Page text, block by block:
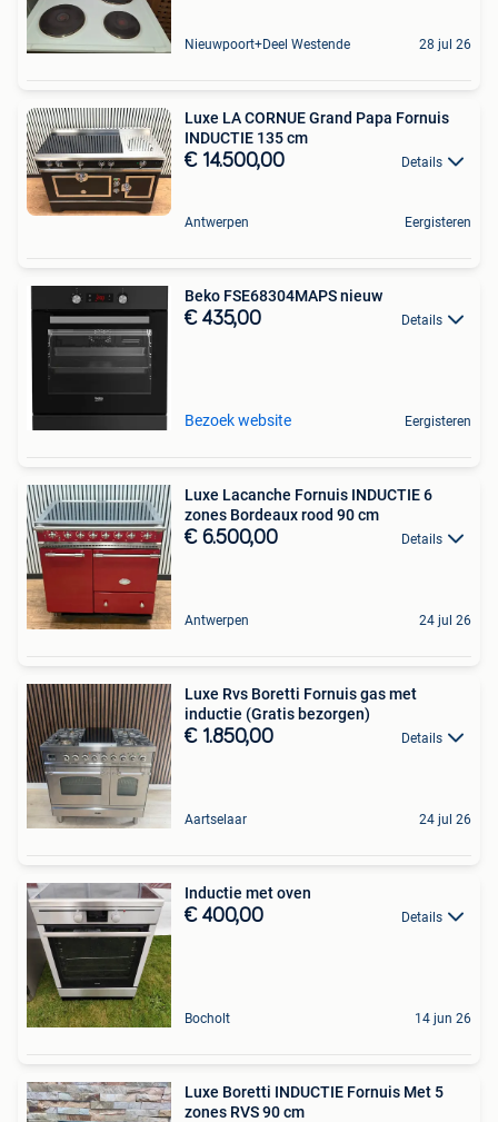
Nieuwpoort+Deel Westende 28 jul 26
Luxe LA CORNUE Grand Papa Fornuis
INDUCTIE 135 cm
€ 14.500,00 Details
Antwerpen Eergisteren
Beko FSE68304MAPS nieuw
€ 435,00 Details
Bezoek website Eergisteren
Luxe Lacanche Fornuis INDUCTIE 6
zones Bordeaux rood 90 cm
€ 6.500,00 Details
Antwerpen 24 jul 26
Luxe Rvs Boretti Fornuis gas met
inductie (Gratis bezorgen)
€ 1.850,00 Details
Aartselaar 24 jul 26
Inductie met oven
€ 400,00 Details
Bocholt 14 jun 26
Luxe Boretti INDUCTIE Fornuis Met 5
zones RVS 90 cm